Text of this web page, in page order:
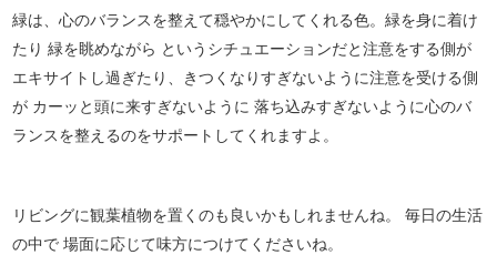
緑は、心のバランスを整えて穏やかにしてくれる色。緑を身に着け
たり 緑を眺めながら というシチュエーションだと注意をする側が
エキサイトし過ぎたり、きつくなりすぎないように注意を受ける側
が カーッと頭に来すぎないように 落ち込みすぎないように心のバ
ランスを整えるのをサポートしてくれますよ。
リビングに観葉植物を置くのも良いかもしれませんね。 毎日の生活
の中で 場面に応じて味方につけてくださいね。